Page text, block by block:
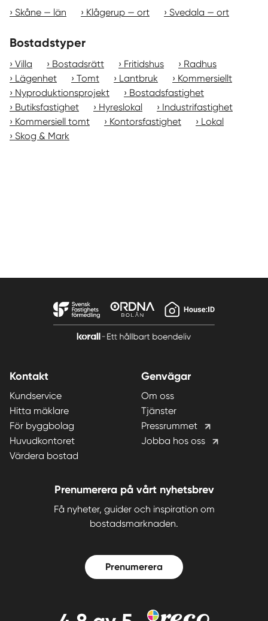
Skåne — län Klågerup — ort Svedala — ort
Bostadstyper
Villa Bostadsrätt Fritidshus
Radhus
Lägenhet
Tomt Lantbruk
Kommersiellt
Nyproduktionsprojekt
Bostadsfastighet
Butiksfastighet
Hyreslokal
Industrifastighet
Kommersiell tomt
Kontorsfastighet
Lokal
Skog & Mark
Kontakt
Kundservice
Hitta mäklare
För byggbolag
Huvudkontoret
Värdera bostad
Genvägar
Om oss
Tjänster
Pressrummet
Jobba hos oss
Prenumerera på vårt nyhetsbrev
Få nyheter, guider och inspiration om
bostadsmarknaden.
Prenumerera